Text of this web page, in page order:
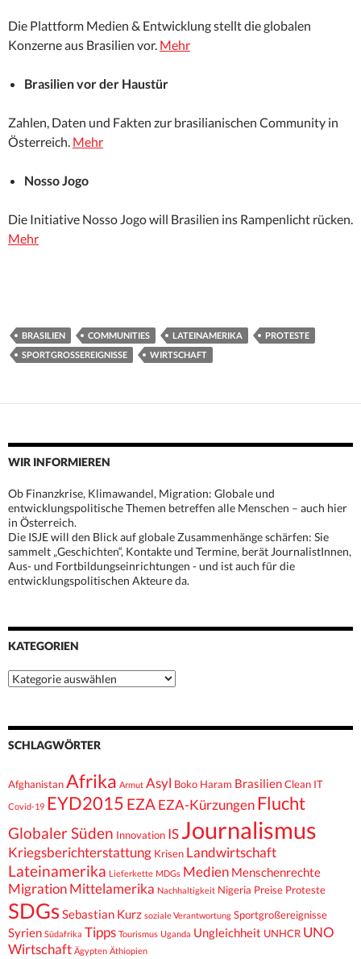
Die Plattform Medien & Entwicklung stellt die globalen
Konzerne aus Brasilien vor. Mehr
Brasilien vor der Haustür
Zahlen, Daten und Fakten zur brasilianischen Community in
Österreich. Mehr
Nosso Jogo
Die Initiative Nosso Jogo will Brasilien ins Rampenlicht rücken.
Mehr
BRASILIEN COMMUNITIES LATEINAMERIKA
PROTESTE
SPORTGROSSEREIGNISSE
WIRTSCHAFT
WIR INFORMIEREN
Ob Finanzkrise, Klimawandel, Migration: Globale und
entwicklungspolitische Themen betreffen alle Menschen – auch hier
in Österreich.
Die ISJE will den Blick auf globale Zusammenhänge schärfen: Sie
sammelt „Geschichten“, Kontakte und Termine, berät JournalistInnen,
Aus- und Fortbildungseinrichtungen - und ist auch für die
entwicklungspolitischen Akteure da.
KATEGORIEN
Kategorien
SCHLAGWÖRTER
AfghanistanAfrika Armut Asyl Boko Haram BrasilienClean IT
Covid-19 EYD2015 EZA EZA-Kürzungen Flucht
Globaler Süden Innovation IS Journalismus
Kriegsberichterstattung Krisen Landwirtschaft
Lateinamerika Lieferkette MDGs Medien Menschenrechte
Migration Mittelamerika Nachhaltigkeit Nigeria Preise Proteste
SDGsSebastian Kurz soziale Verantwortung Sportgroßereignisse
Syrien Südafrika Tipps Tourismus Uganda Ungleichheit UNHCR UNO
Wirtschaft Ägypten Äthiopien